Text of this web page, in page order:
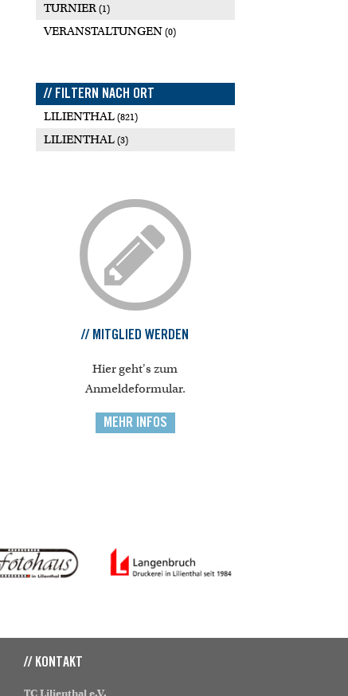
TURNIER (1)
VERANSTALTUNGEN (0)
// FILTERN NACH ORT
LILIENTHAL (821)
LILIENTHAL (3)
// MITGLIED WERDEN
Hier geht's zum
Anmeldeformular.
MEHR INFOS
// KONTAKT